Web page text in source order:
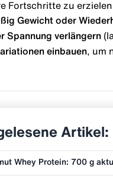
Fortschritte zu
Gewicht oder
Spannung verlängern
einbauen, um
Artikel: